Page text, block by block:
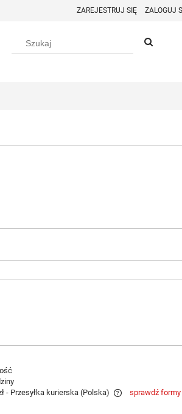
ZAREJESTRUJ SIĘ ZALOGUJ
- Przesyłka kurierska(Polska) sprawdź